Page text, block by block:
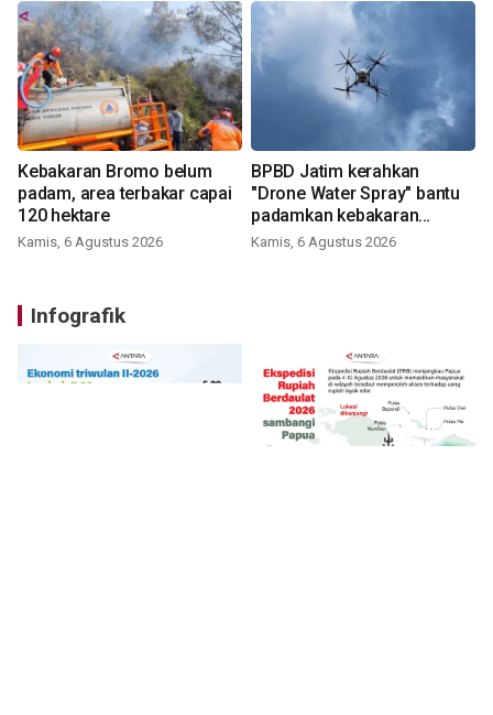
Kebakaran Bromo belum
padam, area terbakar capai
120 hektare
Kamis, 6 Agustus 2026
BPBD Jatim kerahkan
"Drone Water Spray" bantu
padamkan kebakaran
Bromo
Kamis, 6 Agustus 2026
Infografik